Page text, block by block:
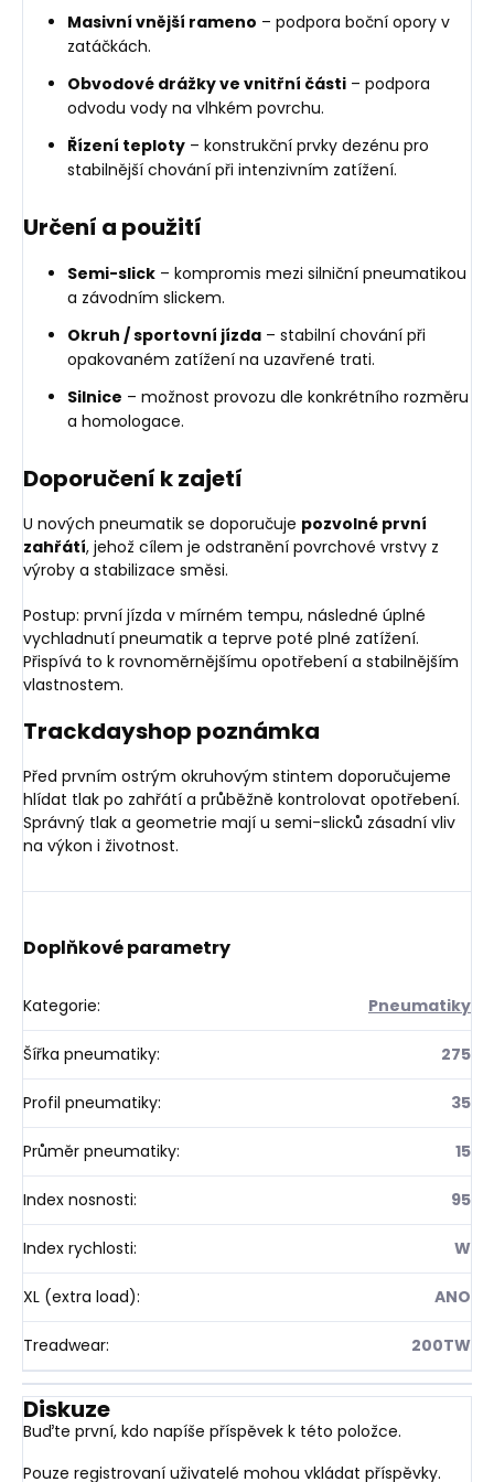
Masivní vnější rameno – podpora boční opory v
zatáčkách.
Obvodové drážky ve vnitřní části – podpora
odvodu vody na vlhkém povrchu.
Řízení teploty – konstrukční prvky dezénu pro
stabilnější chování při intenzivním zatížení.
Určení a použití
Semi-slick – kompromis mezi silniční pneumatikou
a závodním slickem.
Okruh / sportovní jízda – stabilní chování při
opakovaném zatížení na uzavřené trati.
Silnice – možnost provozu dle konkrétního rozměru
a homologace.
Doporučení k zajetí
U nových pneumatik se doporučuje pozvolné první
zahřátí, jehož cílem je odstranění povrchové vrstvy z
výroby a stabilizace směsi.
Postup: první jízda v mírném tempu, následné úplné
vychladnutí pneumatik a teprve poté plné zatížení.
Přispívá to k rovnoměrnějšímu opotřebení a stabilnějším
vlastnostem.
Trackdayshop poznámka
Před prvním ostrým okruhovým stintem doporučujeme
hlídat tlak po zahřátí a průběžně kontrolovat opotřebení.
Správný tlak a geometrie mají u semi-slicků zásadní vliv
na výkon i životnost.
Doplňkové parametry
Kategorie: Pneumatiky
Šířka pneumatiky: 275
Profil pneumatiky: 35
Průměr pneumatiky: 15
Index nosnosti: 95
Index rychlosti: W
XL (extra load): ANO
Treadwear: 200TW
Diskuze
Buďte první, kdo napíše příspěvek k této položce.
Pouze registrovaní uživatelé mohou vkládat příspěvky.